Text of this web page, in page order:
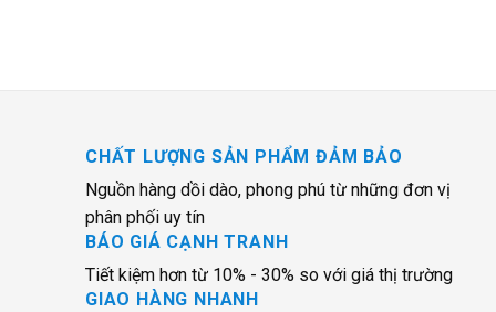
CHẤT LƯỢNG SẢN PHẨM ĐẢM BẢO
Nguồn hàng dồi dào, phong phú từ những đơn vị
phân phối uy tín
BÁO GIÁ CẠNH TRANH
Tiết kiệm hơn từ 10% - 30% so với giá thị trường
GIAO HÀNG NHANH